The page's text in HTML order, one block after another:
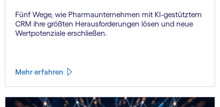
Fünf Wege, wie Pharmaunternehmen mit KI-gestütztem
CRM ihre größten Herausforderungen lösen und neue
Wertpotenziale erschließen.
Mehr erfahren